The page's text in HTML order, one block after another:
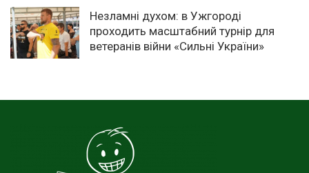
Незламні духом: в Ужгороді
проходить масштабний турнір для
ветеранів війни «Сильні України»